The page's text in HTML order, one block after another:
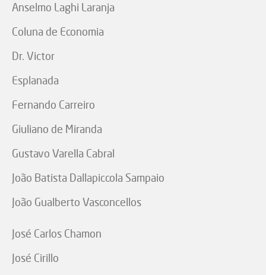
Anselmo Laghi Laranja
Coluna de Economia
Dr. Victor
Esplanada
Fernando Carreiro
Giuliano de Miranda
Gustavo Varella Cabral
João Batista Dallapiccola Sampaio
João Gualberto Vasconcellos
José Carlos Chamon
José Cirillo